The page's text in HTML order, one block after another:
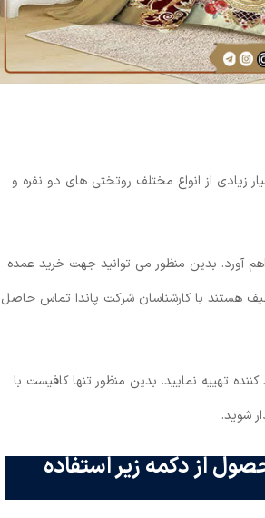
زیادی از انواع مختلف روتختی های دو نفره و
آورد. بدین منظور می توانید جهت خرید عمده
هستند با کارشناسان شرکت پاندا تماس حاصل
تهییه نمایید. بدین منظور تنها کافیست با
شوید.
از دکمه زیر استفاده